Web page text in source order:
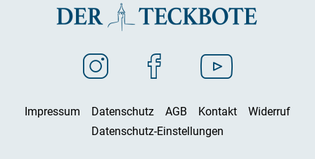
Impressum Datenschutz AGB Kontakt
Widerruf
Datenschutz-Einstellungen